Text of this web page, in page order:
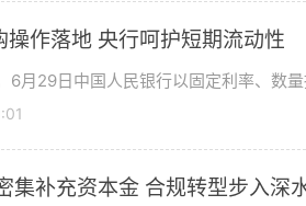
操作落地 央行呵护短期流动性
6月29日中国人民银行以固定利率、数
集补充资本金 合规转型步入深